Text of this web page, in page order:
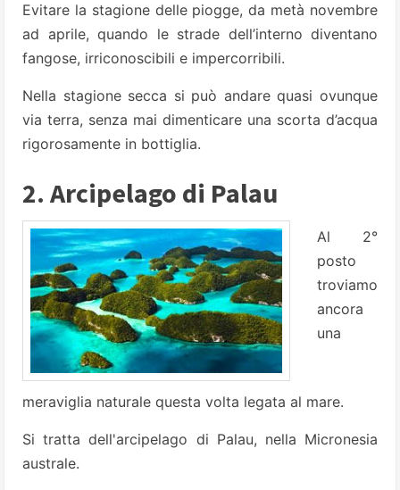
Evitare la stagione delle piogge, da metà novembre
ad aprile, quando le strade dell’interno diventano
fangose, irriconoscibili e impercorribili.
Nella stagione secca si può andare quasi ovunque
via terra, senza mai dimenticare una scorta d’acqua
rigorosamente in bottiglia.
2. Arcipelago di Palau
Al 2°
posto
troviamo
ancora
una
meraviglia naturale questa volta legata al mare.
Si tratta dell'arcipelago di Palau, nella Micronesia
australe.